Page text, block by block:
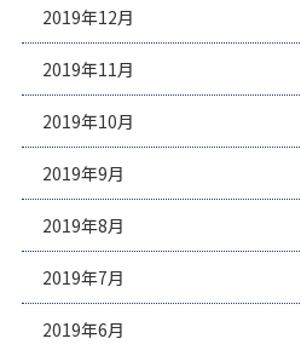
2019年12月
2019年11月
2019年10月
2019年9月
2019年8月
2019年7月
2019年6月